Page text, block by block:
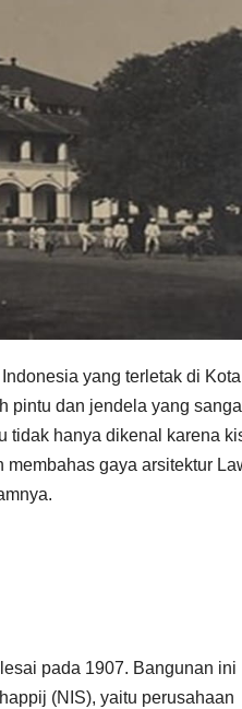
yang terletak di Kota
pintu dan jendela yang
tidak hanya dikenal karena
gaya arsitektur
pada 1907. Bangunan ini
(NIS), yaitu perusahaan